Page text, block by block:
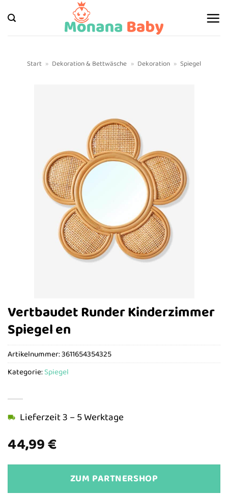
Inhalt
springen
Start » Dekoration & Bettwäsche » Dekoration » Spiegel
Vertbaudet Runder Kinderzimmer
Spiegel en
44,99€
Lieferzeit 3 – 5 Werktage
ZUM PARTNERSHOP
Artikelnummer:3611654354325
Kategorie:Spiegel